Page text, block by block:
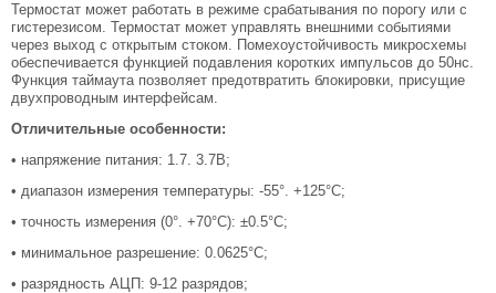
Термостат может работать в режиме срабатывания по порогу или с
гистерезисом. Термостат может управлять внешними событиями
через выход с открытым стоком. Помехоустойчивость микросхемы
обеспечивается функцией подавления коротких импульсов до 50нс.
Функция таймаута позволяет предотвратить блокировки, присущие
двухпроводным интерфейсам.
Отличительные особенности:
• напряжение питания: 1.7. 3.7В;
• диапазон измерения температуры: -55°. +125°С;
• точность измерения (0°. +70°С): ±0.5°C;
• минимальное разрешение: 0.0625°С;
• разрядность АЦП: 9-12 разрядов;